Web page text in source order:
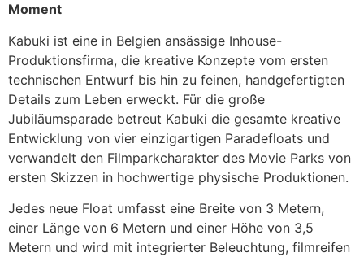
Moment
Kabuki ist eine in Belgien ansässige Inhouse-
Produktionsfirma, die kreative Konzepte vom ersten
technischen Entwurf bis hin zu feinen, handgefertigten
Details zum Leben erweckt. Für die große
Jubiläumsparade betreut Kabuki die gesamte kreative
Entwicklung von vier einzigartigen Paradefloats und
verwandelt den Filmparkcharakter des Movie Parks von
ersten Skizzen in hochwertige physische Produktionen.
Jedes neue Float umfasst eine Breite von 3 Metern,
einer Länge von 6 Metern und einer Höhe von 3,5
Metern und wird mit integrierter Beleuchtung, filmreifen